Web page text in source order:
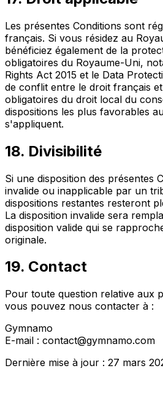
Les présentes Conditions sont
français. Si vous résidez au
bénéficiez également de la
obligatoires du Royaume-Uni,
Rights Act 2015 et le Data
de conflit entre le droit français
obligatoires du droit local du
dispositions les plus favorables
s'appliquent.
18. Divisibilité
Si une disposition des présentes
invalide ou inapplicable par un
dispositions restantes resteront
La disposition invalide sera
disposition valide qui se
originale.
19. Contact
Pour toute question relative aux
vous pouvez nous contacter à :
Gymnamo
E-mail : contact@gymnamo.com
Dernière mise à jour : 27 mars